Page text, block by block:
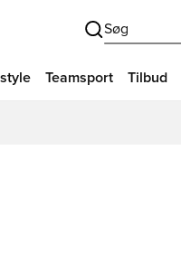
Søg
Teamsport Tilbud